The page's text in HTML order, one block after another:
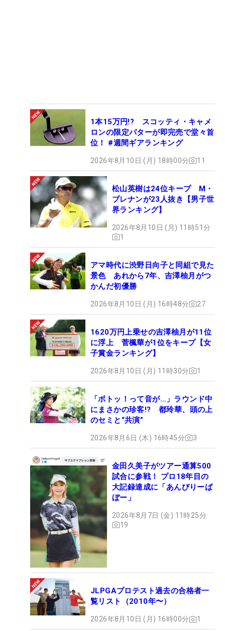
1本15万円!? スコッティ・キャメ
ロンの限定パターが即完売で堂々首
位！ #週間ギアランキング
2026年8月10日 (月) 18時00分 11
松山英樹は24位キープ M・
ブレナンが23人抜き【男子世
界ランキング】
2026年8月10日 (月) 11時51分
1
アマ時代に渋野日向子と同組で見た
景色 あれから7年、吉澤柚月がつ
かんだ初優勝
2026年8月10日 (月) 16時48分 27
1620万円上乗せの吉澤柚月が11位
に浮上 菅楓華が1位をキープ【女
子賞金ランキング】
2026年8月10日 (月) 11時30分 1
「ボトッ！って音が…」ラウンド中
にまさかの珍客!? 都玲華、頭の上
のセミと“共演”
2026年8月6日 (木) 16時45分 3
金田久美子がツアー通算500
試合に参戦！ プロ18年目の
大記録達成に「あんびりーば
ぼー」
2026年8月7日 (金) 11時25分
19
JLPGAプロテスト過去の合格者一
覧リスト（2010年〜）
2026年8月10日 (月) 16時00分 1